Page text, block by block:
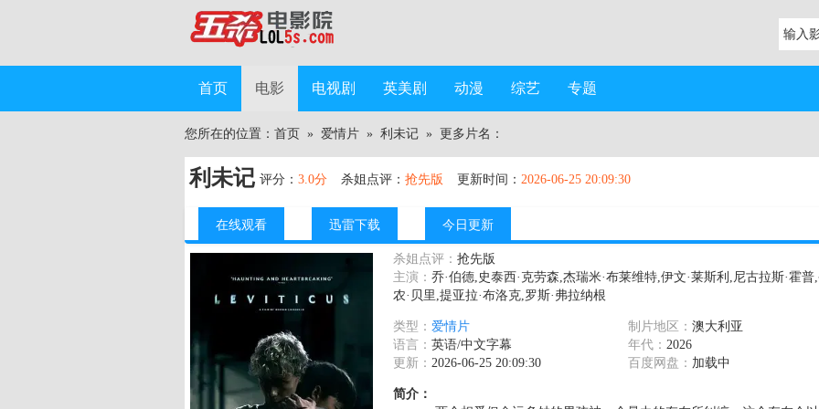
首页 电影 电视剧 英美剧 动漫 综艺 专题
您所在的位置： 首页 » 爱情片 » 利未记 » 更多片名：
利未记 评分： 3.0分 杀姐点评： 抢先版 更新时间： 2026-06-25 20:09:30
在线观看 迅雷下载 今日更新
杀姐点评： 抢先版
主演： 乔·伯德,史泰西·克劳森,杰瑞米·布莱维特,伊文·莱斯利,尼古拉斯·霍普
农·贝里,提亚拉·布洛克,罗斯·弗拉纳根
类型： 爱情片
语言： 英语/中文字幕
更新： 2026-06-25 20:09:30
制片地区： 澳大利亚
年代： 2026
百度网盘： 加载中
简介：